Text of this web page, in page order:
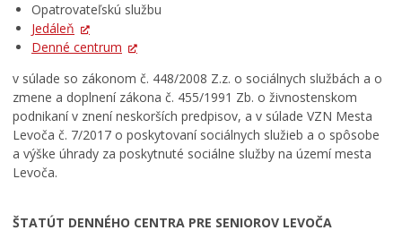
Šport
SOCIÁLNE SLUŽBY
LIMKA – rozhovory
NEWSLETTER MESTA LEVOČA
Levočský TV týždenník 29. týždeň
Pohotovostné kontakty
Opatrovateľskú službu
Jedáleň
Denné centrum
v súlade so zákonom č. 448/2008 Z.z. o sociálnych službách a o
zmene a doplnení zákona č. 455/1991 Zb. o živnostenskom
podnikaní v znení neskorších predpisov, a v súlade VZN Mesta
Levoča č. 7/2017 o poskytovaní sociálnych služieb a o spôsobe
a výške úhrady za poskytnuté sociálne služby na území mesta
Levoča.
ŠTATÚT DENNÉHO CENTRA PRE SENIOROV LEVOČA